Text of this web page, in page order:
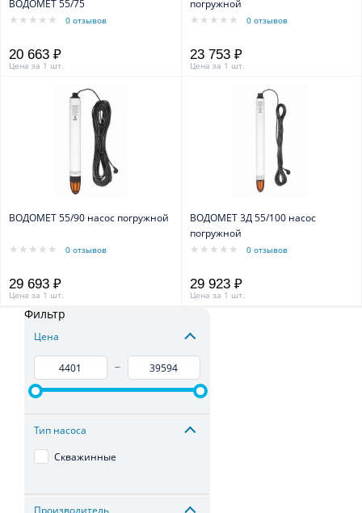
ВОДОМЕТ 55/75
0 отзывов
20 663 ₽
Цена за 1 шт.
погружной
0 отзывов
23 753 ₽
Цена за 1 шт.
ВОДОМЕТ 55/90 насос погружной
0 отзывов
29 693 ₽
Цена за 1 шт.
ВОДОМЕТ 3Д 55/100 насос
погружной
0 отзывов
29 923 ₽
Цена за 1 шт.
Фильтр
Цена
–
Тип насоса
Скважинные
Производитель